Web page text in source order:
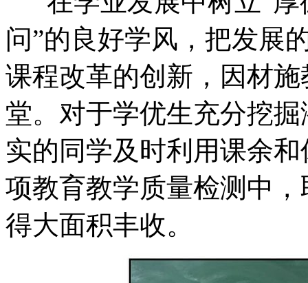
问”的良好学风，把发展
课程改革的创新，因材
堂。对于学优生充分挖
实的同学及时利用课余
项教育教学质量检测中
得大面积丰收。